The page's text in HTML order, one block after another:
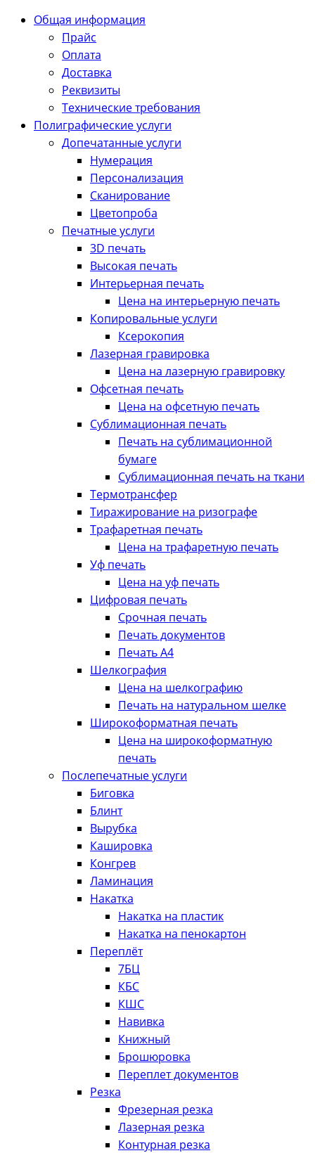
Общая информация
Прайс
Оплата
Доставка
Реквизиты
Технические требования
Полиграфические услуги
Допечатанные услуги
Нумерация
Персонализация
Сканирование
Цветопроба
Печатные услуги
3D печать
Высокая печать
Интерьерная печать
Цена на интерьерную печать
Копировальные услуги
Ксерокопия
Лазерная гравировка
Цена на лазерную гравировку
Офсетная печать
Цена на офсетную печать
Сублимационная печать
Печать на сублимационной
бумаге
Сублимационная печать на ткани
Термотрансфер
Тиражирование на ризографе
Трафаретная печать
Цена на трафаретную печать
Уф печать
Цена на уф печать
Цифровая печать
Срочная печать
Печать документов
Печать А4
Шелкография
Цена на шелкографию
Печать на натуральном шелке
Широкоформатная печать
Цена на широкоформатную
печать
Послепечатные услуги
Биговка
Блинт
Вырубка
Кашировка
Конгрев
Ламинация
Накатка
Накатка на пластик
Накатка на пенокартон
Переплёт
7БЦ
КБС
КШС
Навивка
Книжный
Брошюровка
Переплет документов
Резка
Фрезерная резка
Лазерная резка
Контурная резка